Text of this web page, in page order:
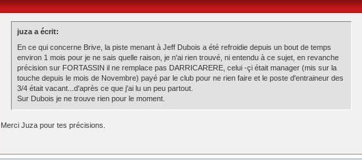
juza a écrit:
En ce qui concerne Brive, la piste menant à Jeff Dubois a été refroidie depuis un bout de temps
environ 1 mois pour je ne sais quelle raison, je n'ai rien trouvé, ni entendu à ce sujet, en revanche
précision sur FORTASSIN il ne remplace pas DARRICARERE, celui -çi était manager (mis sur la
touche depuis le mois de Novembre) payé par le club pour ne rien faire et le poste d'entraineur des
3/4 était vacant...d'après ce que j'ai lu un peu partout.
Sur Dubois je ne trouve rien pour le moment.
Merci Juza pour tes précisions.